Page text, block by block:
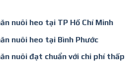
nuôi heo tại TP Hồ Chí Minh
nuôi heo tại Bình Phước
nuôi đạt chuẩn với chi phí thấp